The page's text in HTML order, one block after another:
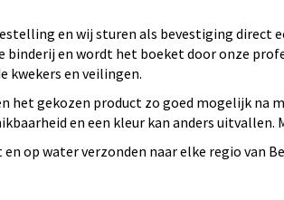
en wij sturen als bevestiging direct
en wordt het boeket door onze
kwekers en veilingen.
het gekozen product zo goed mogelijk na
en een kleur kan anders
op water verzonden naar elke regio van